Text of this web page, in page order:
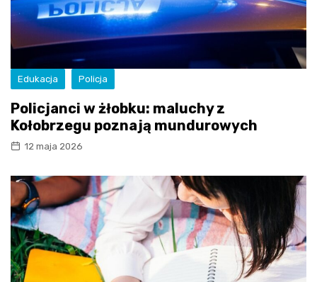
Edukacja Policja
Policjanci w żłobku: maluchy z
Kołobrzegu poznają mundurowych
12 maja 2026